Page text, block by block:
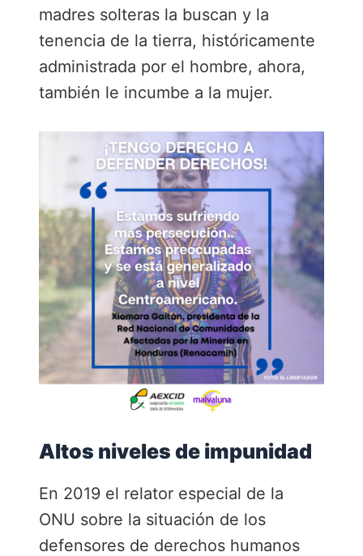
madres solteras la buscan y la
tenencia de la tierra, históricamente
administrada por el hombre, ahora,
también le incumbe a la mujer.
Altos niveles de impunidad
En 2019 el relator especial de la
ONU sobre la situación de los
defensores de derechos humanos